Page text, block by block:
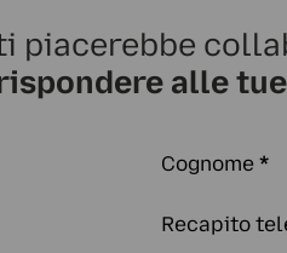
piacerebbe
alle
Cognome *
Recapito